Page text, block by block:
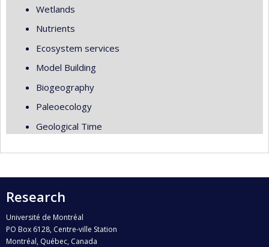
Wetlands
Nutrients
Ecosystem services
Model Building
Biogeography
Paleoecology
Geological Time
Research
Université de Montréal
PO Box 6128, Centre-ville Station
Montréal, Québec, Canada